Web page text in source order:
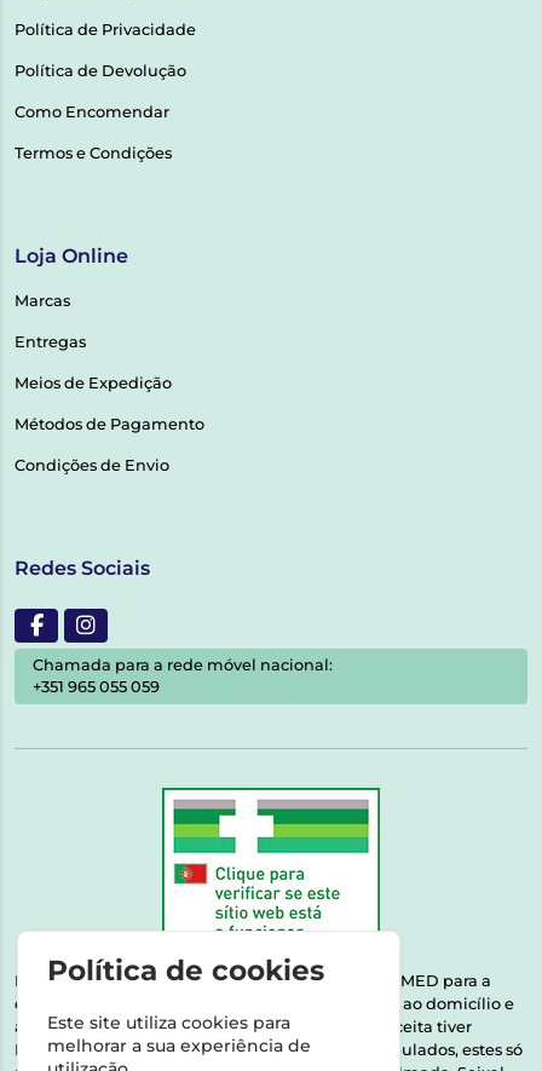
Política de Privacidade
Política de Devolução
Como Encomendar
Termos e Condições
Loja Online
Marcas
Entregas
Meios de Expedição
Métodos de Pagamento
Condições de Envio
Redes Sociais
Chamada para a rede móvel nacional:
+351 965 055 059
Esta farmácia encontra-se autorizada pelo INFARMED para a
dispensa de medicamentos e produtos de saúde ao domicílio e
através da internet. Medicamentos | Se na sua receita tiver
MSRM, MNSRM, MSRMV ou Medicamentos Manipulados, estes só
Política de cookies
Este site utiliza cookies para
melhorar a sua experiência de